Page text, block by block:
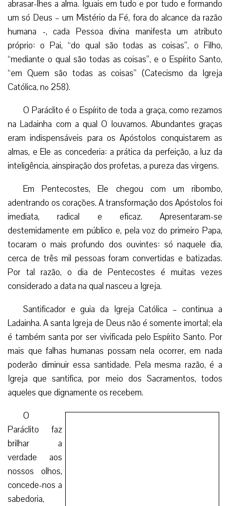
abrasar-lhes a alma. Iguais em tudo e por tudo e formando
um só Deus – um Mistério da Fé, fora do alcance da razão
humana -, cada Pessoa divina manifesta um atributo
próprio: o Pai, “do qual são todas as coisas”, o Filho,
“mediante o qual são todas as coisas”, e o Espírito Santo,
“em Quem são todas as coisas” (Catecismo da Igreja
Católica, nº 258).
O Paráclito é o Espírito de toda a graça, como rezamos
na Ladainha com a qual O louvamos. Abundantes graças
eram indispensáveis para os Apóstolos conquistarem as
almas, e Ele as concederia: a prática da perfeição, a luz da
inteligência, ainspiração dos profetas, a pureza das virgens.
Em Pentecostes, Ele chegou com um ribombo,
adentrando os corações. A transformação dos Apóstolos foi
imediata, radical e eficaz. Apresentaram-se
destemidamente em público e, pela voz do primeiro Papa,
tocaram o mais profundo dos ouvintes: só naquele dia,
cerca de três mil pessoas foram convertidas e batizadas.
Por tal razão, o dia de Pentecostes é muitas vezes
considerado a data na qual nasceu a Igreja.
Santificador e guia da Igreja Católica – continua a
Ladainha. A santa Igreja de Deus não é somente imortal; ela
é também santa por ser vivificada pelo Espírito Santo. Por
mais que falhas humanas possam nela ocorrer, em nada
poderão diminuir essa santidade. Pela mesma razão, é a
Igreja que santifica, por meio dos Sacramentos, todos
aqueles que dignamente os recebem.
O Paráclito é o Espírito de toda a graça
O Paráclito faz
brilhar a verdade aos nossos olhos, concede-nos a
sabedoria, comunica-nos um santo temor, dá-nos o dom
das virtudes, traz-nos a verdadeira paz. Estes cinco títulos
da Ladainha do Espírito Santo não parecem referir-se àquilo
de que o nosso mundo mais carece? Se Diógenes
percorresse hoje a Terra com sua lâmpada, teria de andar